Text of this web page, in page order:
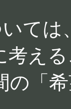
ては
考え
の「